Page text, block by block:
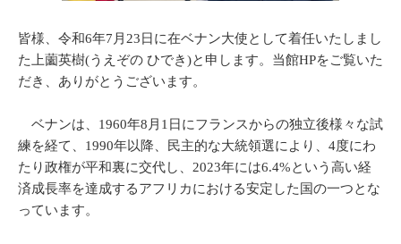
皆様、令和6年7月23日に在ベナン大使として着任いたしまし
た上薗英樹(うえぞの ひでき)と申します。当館HPをご覧いた
だき、ありがとうございます。
ベナンは、1960年8月1日にフランスからの独立後様々な試
練を経て、1990年以降、民主的な大統領選により、4度にわ
たり政権が平和裏に交代し、2023年には6.4%という高い経
済成長率を達成するアフリカにおける安定した国の一つとな
っています。